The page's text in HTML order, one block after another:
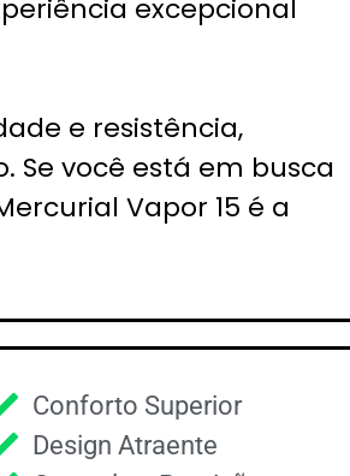
excepcional
e resistência,
Se você está em busca
Vapor 15 é a
Conforto Superior
Design Atraente